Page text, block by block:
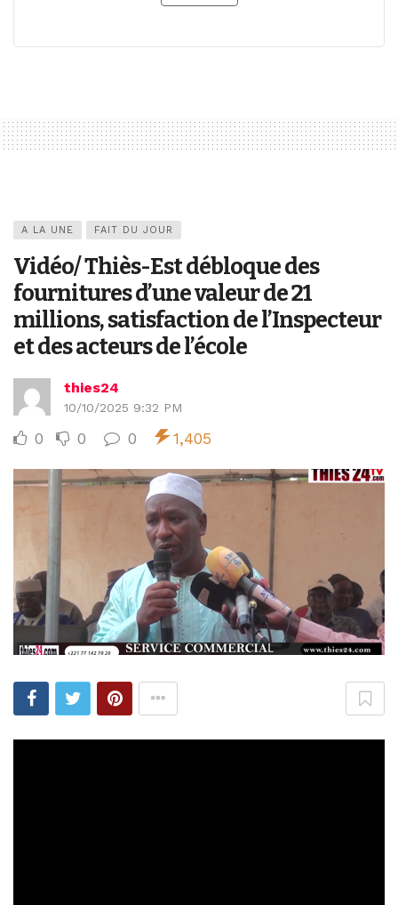
A LA UNE FAIT DU JOUR
Vidéo/ Thiès-Est débloque des
fournitures d’une valeur de 21
millions, satisfaction de l’Inspecteur
et des acteurs de l’école
thies24
10/10/2025 9:32 PM
0 0 0 1,405